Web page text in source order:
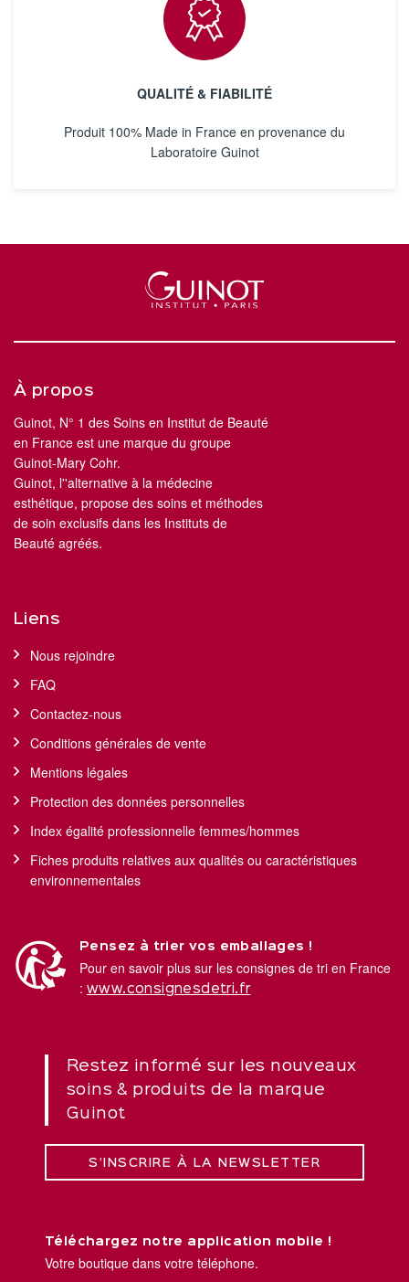
QUALITÉ & FIABILITÉ
Produit 100% Made in France en provenance du
Laboratoire Guinot
À propos
Guinot, N° 1 des Soins en Institut de Beauté
en France est une marque du groupe
Guinot-Mary Cohr.
Guinot, l''alternative à la médecine
esthétique, propose des soins et méthodes
de soin exclusifs dans les Instituts de
Beauté agréés.
Liens
Nous rejoindre
FAQ
Contactez-nous
Conditions générales de vente
Mentions légales
Protection des données personnelles
Index égalité professionnelle femmes/hommes
Fiches produits relatives aux qualités ou caractéristiques
environnementales
Pensez à trier vos emballages !
Pour en savoir plus sur les consignes de tri en France
: www.consignesdetri.fr
Restez informé sur les nouveaux
soins & produits de la marque
Guinot
S’INSCRIRE À LA NEWSLETTER
Téléchargez notre application mobile !
Votre boutique dans votre téléphone.